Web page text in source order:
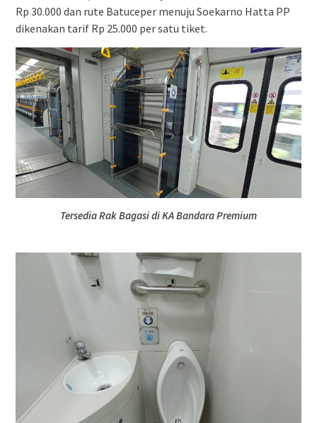
Rp 30.000 dan rute Batuceper menuju Soekarno Hatta PP
dikenakan tarif Rp 25.000 per satu tiket.
Tersedia Rak Bagasi di KA Bandara Premium